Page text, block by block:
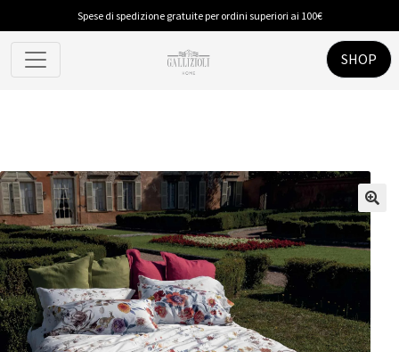
Spese di spedizione gratuite per ordini superiori ai 100€
SHOP